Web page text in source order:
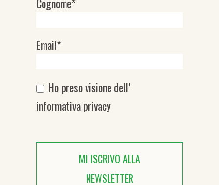
Cognome*
Email*
Ho preso visione dell’
informativa privacy
MI ISCRIVO ALLA
NEWSLETTER